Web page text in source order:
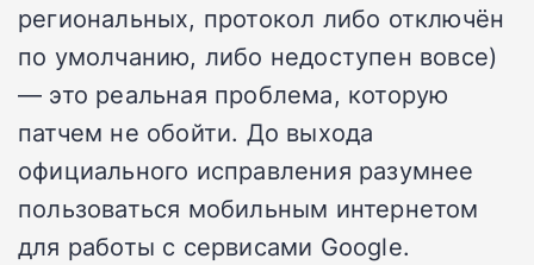
региональных, протокол либо отключён
по умолчанию, либо недоступен вовсе)
— это реальная проблема, которую
патчем не обойти. До выхода
официального исправления разумнее
пользоваться мобильным интернетом
для работы с сервисами Google.